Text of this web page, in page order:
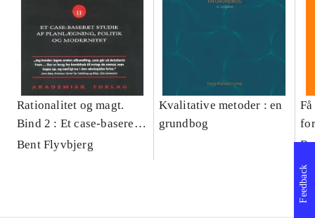
Rationalitet og magt.
Bind 2 : Et case-baseret
studie af planlægning,
Bent Flyvbjerg
Kvalitative metoder : en
grundbog
Feedback